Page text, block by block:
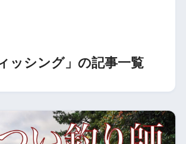
ッシング」の記事一覧